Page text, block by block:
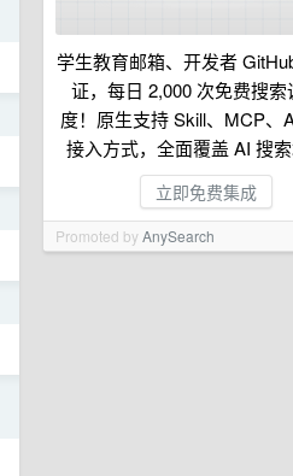
学生教育邮箱、开发者
证，每日 2,000 次免费搜索
度！原生支持 Skill、MCP、
接入方式，全面覆盖 AI 搜索
立即免费集成
Promoted byAnySearch